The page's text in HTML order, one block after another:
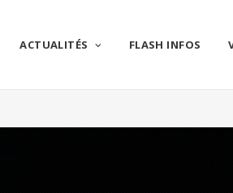
ACTUALITÉS FLASH INFOS